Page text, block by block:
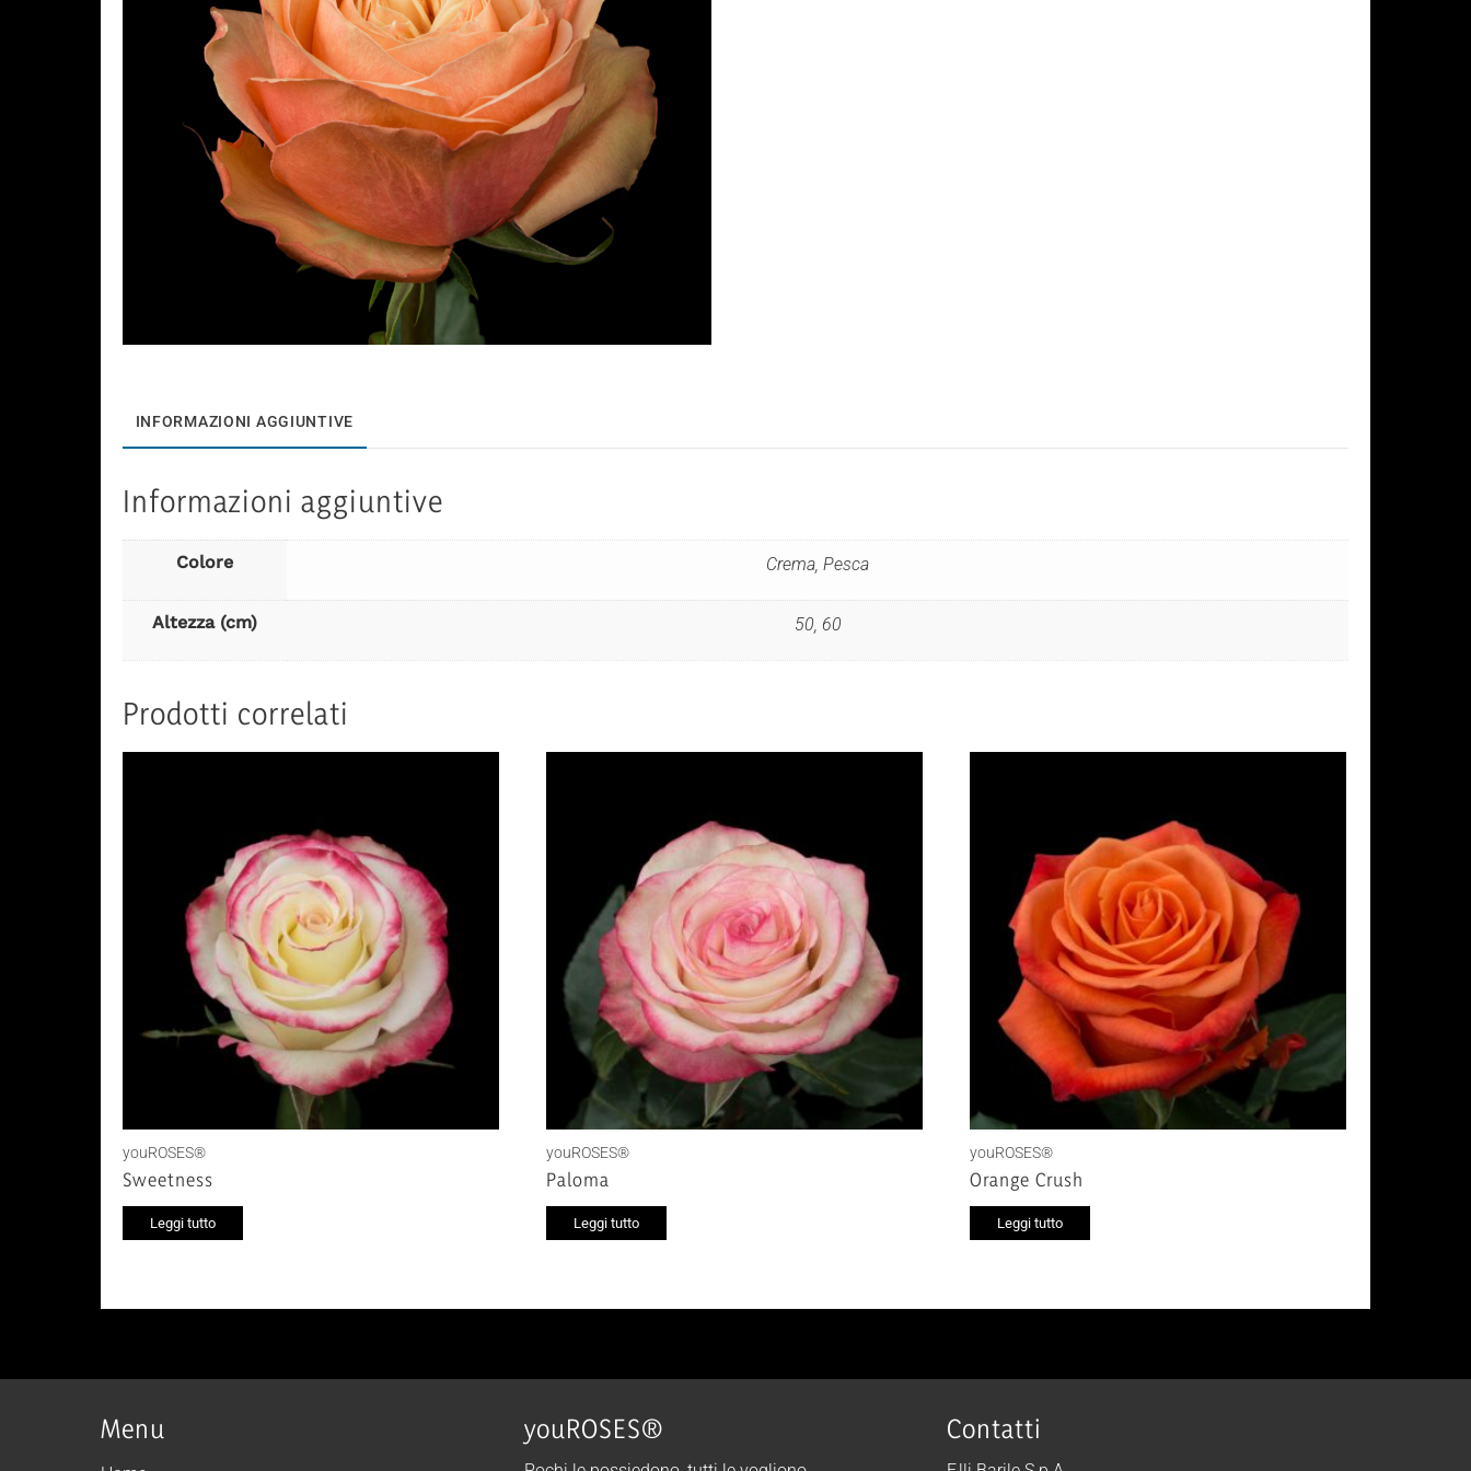
INFORMAZIONI AGGIUNTIVE
Informazioni aggiuntive
Colore Crema, Pesca
Altezza (cm) 50, 60
Prodotti correlati
youROSES®
Sweetness
Leggi tutto
youROSES®
Paloma
Leggi tutto
youROSES®
Orange Crush
Leggi tutto
Menu youROSES® Contatti